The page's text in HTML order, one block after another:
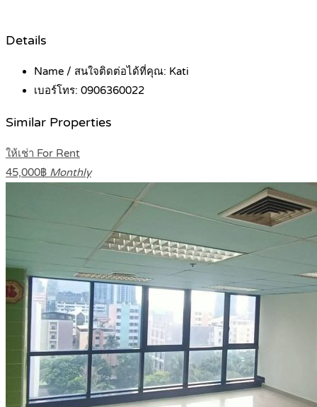
Details
Name / สนใจติดต่อได้ที่คุณ: Kati
เบอร์โทร: 0906360022
Similar Properties
ให้เช่า For Rent
45,000฿ Monthly